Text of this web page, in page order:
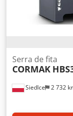
Siedlce 2 732
Serra de fita
CORMAK